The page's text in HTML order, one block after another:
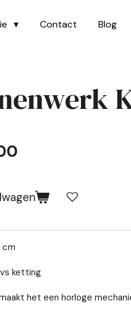
Contact Blog
cm
ketting
het een horloge